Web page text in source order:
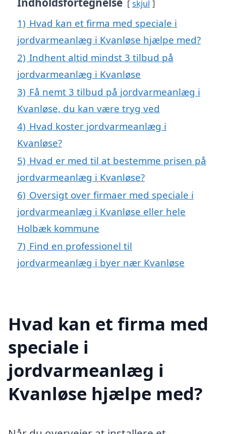
skjul
1) Hvad kan et firma med speciale i
jordvarmeanlæg i Kvanløse hjælpe med?
2) Indhent altid mindst 3 tilbud på
jordvarmeanlæg i Kvanløse
3) Få nemt 3 tilbud på jordvarmeanlæg i
Kvanløse, du kan være tryg ved
4) Hvad koster jordvarmeanlæg i
Kvanløse?
5) Hvad er med til at bestemme prisen på
jordvarmeanlæg i Kvanløse?
6) Oversigt over firmaer med speciale i
jordvarmeanlæg i Kvanløse eller hele
Holbæk kommune
7) Find en professionel til
jordvarmeanlæg i byer nær Kvanløse
Hvad kan et firma med
speciale i
jordvarmeanlæg i
Kvanløse hjælpe med?